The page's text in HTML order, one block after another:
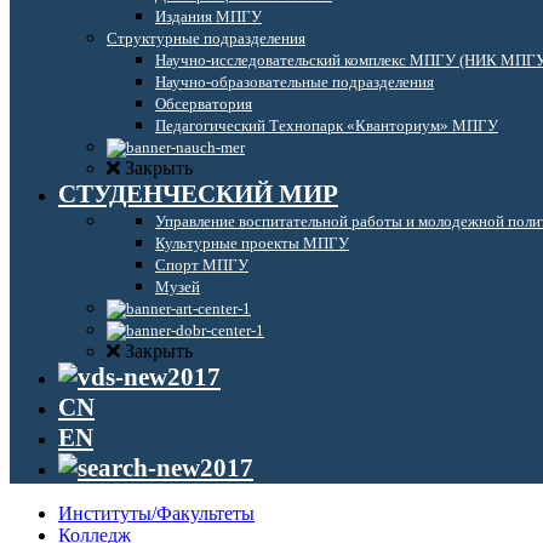
Издания МПГУ
Структурные подразделения
Научно-исследовательский комплекс МПГУ (НИК
Научно-образовательные подразделения
Обсерватория
Педагогический Технопарк «Кванториум» МПГУ
Закрыть
СТУДЕНЧЕСКИЙ МИР
Управление воспитательной работы и молодежной
Культурные проекты МПГУ
Спорт МПГУ
Музей
Закрыть
CN
EN
Институты/Факультеты
Колледж